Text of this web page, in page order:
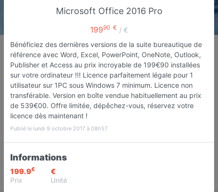
Assistance et Solutions
Informatiques
Dépannage informatique
Fréjus
Favori Contacter
Microsoft Office 2016 Pro
19990 € / €
Bénéficiez des dernières versions de la suite bureautique de
référence avec Word, Excel, PowerPoint, OneNote, Outlook,
Publisher et Access au prix incroyable de 199€90 installées
sur votre ordinateur !!! Licence parfaitement légale pour 1
utilisateur sur 1PC sous Windows 7 minimum. Licence non
transférable. Version en boîte vendue habituellement au prix
de 539€00. Offre limitée, dépêchez-vous, réservez votre
licence dès maintenant !
Publié le lundi 9 octobre 2017 à 08h57
Informations
199.9€
Prix
€
Unité